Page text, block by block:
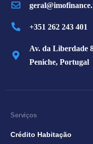
+351 262 243 401
Av. da Liberdade
Peniche, Portugal
Serviços
Crédito Habitação